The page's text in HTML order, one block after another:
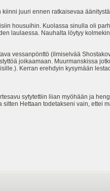
juuri ennen ratkaisevaa
housuihin. Kuolassa sinulla oli
laulaessa. Nauhalta löytyy kolmekin
vessanpönttö (ilmiselvää
joikaamaan. Muurmanskissa
Kerran erehdyin kysymään
sytytettiin liian myöhään ja
Hettaan todetakseni vain, ettei